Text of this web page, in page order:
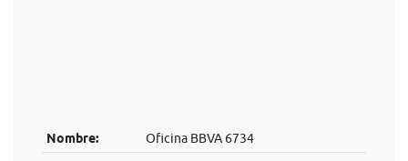
Nombre: Oficina BBVA 6734